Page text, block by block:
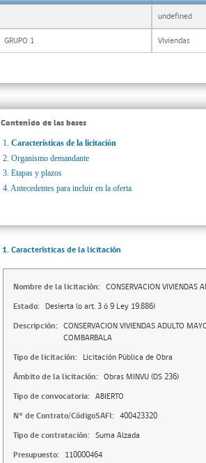
undefined
GRUPO 1 Viviendas
Contenido de las bases
1. Características de la licitación
2. Organismo demandante
3. Etapas y plazos
4. Antecedentes para incluir en la oferta
1. Características de la licitación
Nombre de la licitación: CONSERVACION VIVIENDAS
Estado: Desierta (o art. 3 ó 9 Ley 19.886)
Descripción: CONSERVACION VIVIENDAS ADULTO
COMBARBALA
Tipo de licitación: Licitación Pública de Obra
Ámbito de la licitación: Obras MINVU (DS 236)
Tipo de convocatoria: ABIERTO
N° de Contrato/CódigoSAFI: 400423320
Tipo de contratación: Suma Alzada
Presupuesto: 110000464